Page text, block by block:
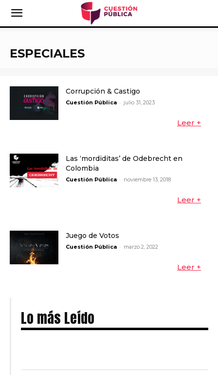
ESPECIALES
Corrupción & Castigo
Cuestión Pública - julio 31, 2023
Leer +
Las ‘mordiditas’ de Odebrecht en
Colombia
Cuestión Pública - noviembre 13, 2018
Leer +
Juego de Votos
Cuestión Pública - marzo 2, 2022
Leer +
Lo más Leído